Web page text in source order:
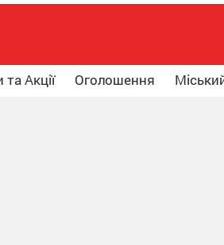
Акції Оголошення